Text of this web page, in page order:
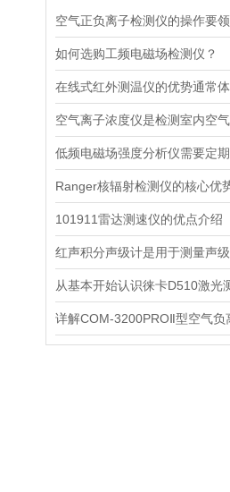
空气正负离子检测仪的操作要领
如何选购工频电磁场检测仪？
101911雷达测速仪的优点介绍